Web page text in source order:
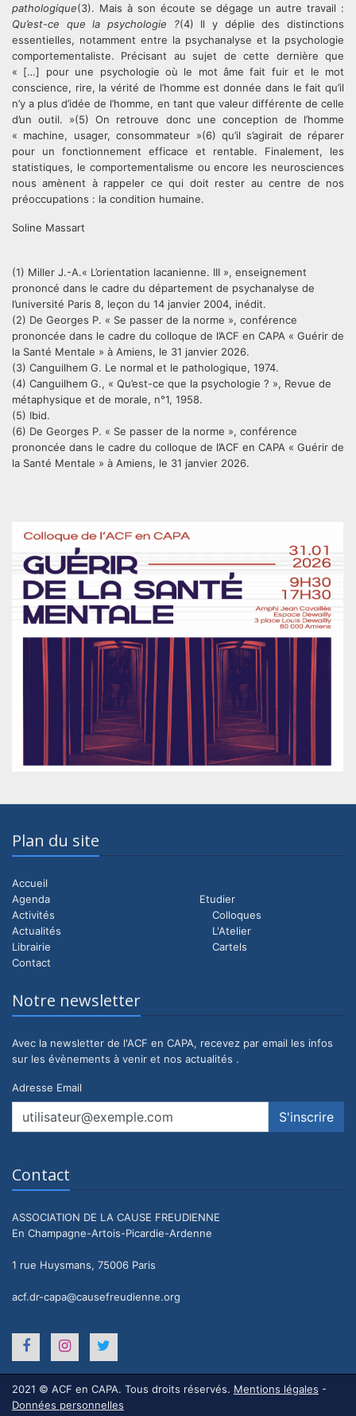
pathologique(3). Mais à son écoute se dégage un autre travail :
Qu’est-ce que la psychologie ?(4) Il y déplie des distinctions
essentielles, notamment entre la psychanalyse et la psychologie
comportementaliste. Précisant au sujet de cette dernière que
« […] pour une psychologie où le mot âme fait fuir et le mot
conscience, rire, la vérité de l’homme est donnée dans le fait qu’il
n’y a plus d’idée de l’homme, en tant que valeur différente de celle
d’un outil. »(5) On retrouve donc une conception de l’homme
« machine, usager, consommateur »(6) qu’il s’agirait de réparer
pour un fonctionnement efficace et rentable. Finalement, les
statistiques, le comportementalisme ou encore les neurosciences
nous amènent à rappeler ce qui doit rester au centre de nos
préoccupations : la condition humaine.
Soline Massart
(1) Miller J.-A.« L’orientation lacanienne. III », enseignement
prononcé dans le cadre du département de psychanalyse de
l’université Paris 8, leçon du 14 janvier 2004, inédit.
(2) De Georges P. « Se passer de la norme », conférence
prononcée dans le cadre du colloque de l’ACF en CAPA « Guérir de
la Santé Mentale » à Amiens, le 31 janvier 2026.
(3) Canguilhem G. Le normal et le pathologique, 1974.
(4) Canguilhem G., « Qu’est-ce que la psychologie ? », Revue de
métaphysique et de morale, n°1, 1958.
(5) Ibid.
(6) De Georges P. « Se passer de la norme », conférence
prononcée dans le cadre du colloque de l’ACF en CAPA « Guérir de
la Santé Mentale » à Amiens, le 31 janvier 2026.
Plan du site
Accueil
Etudier
Colloques
L'Atelier
Cartels
Agenda
Activités
Actualités
Librairie
Contact
Notre newsletter
Avec la newsletter de l'ACF en CAPA, recevez par email les infos
sur les évènements à venir et nos actualités .
Adresse Email
Contact
ASSOCIATION DE LA CAUSE FREUDIENNE
En Champagne-Artois-Picardie-Ardenne
1 rue Huysmans, 75006 Paris
acf.dr-capa@causefreudienne.org
2021 © ACF en CAPA. Tous droits réservés. Mentions légales -
Données personnelles